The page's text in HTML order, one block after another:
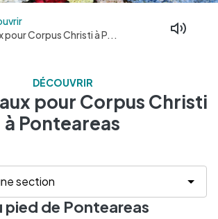
pour Corpus Christi à P...
DÉCOUVRIR
pour Corpus Christi
à Ponteareas
pied de Ponteareas